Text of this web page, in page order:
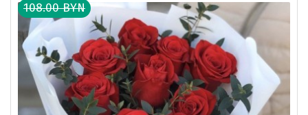
108.00 BYN